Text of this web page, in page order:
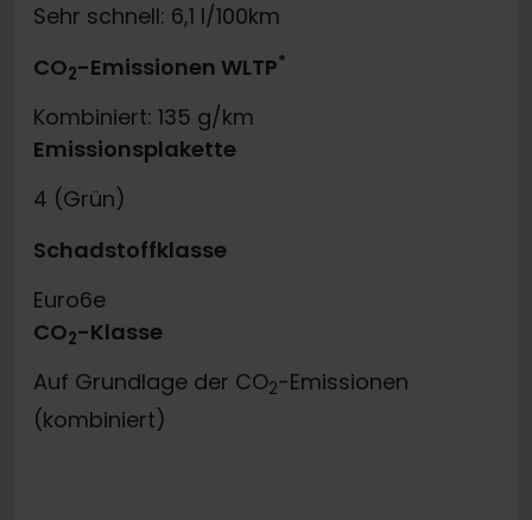
Sehr schnell: 6,1 l/100km
CO2-Emissionen WLTP*
Kombiniert: 135 g/km
Emissionsplakette
4 (Grün)
Schadstoffklasse
Euro6e
CO2-Klasse
Auf Grundlage der CO2-Emissionen
(kombiniert)